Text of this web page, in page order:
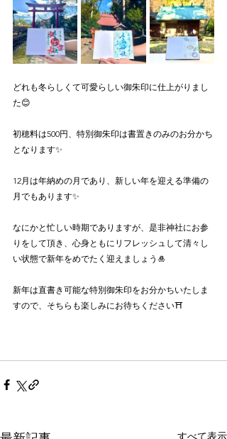
どれも冬らしくて可愛らしい御朱印に仕上がりまし
た😊
初穂料は500円、特別御朱印は書置きのみのお分かち
となります✨
12月は年納めの月であり、新しい年を迎える準備の
月でもあります✨
なにかと忙しい時期でありますが、是非神社にお参
りをして頂き、心身ともにリフレッシュして清々し
い状態で新年をめでたく迎えましょう🎍
新年は直書き可能な特別御朱印をお分かちいたしま
すので、そちらも楽しみにお待ちください⛩️
すべて表示